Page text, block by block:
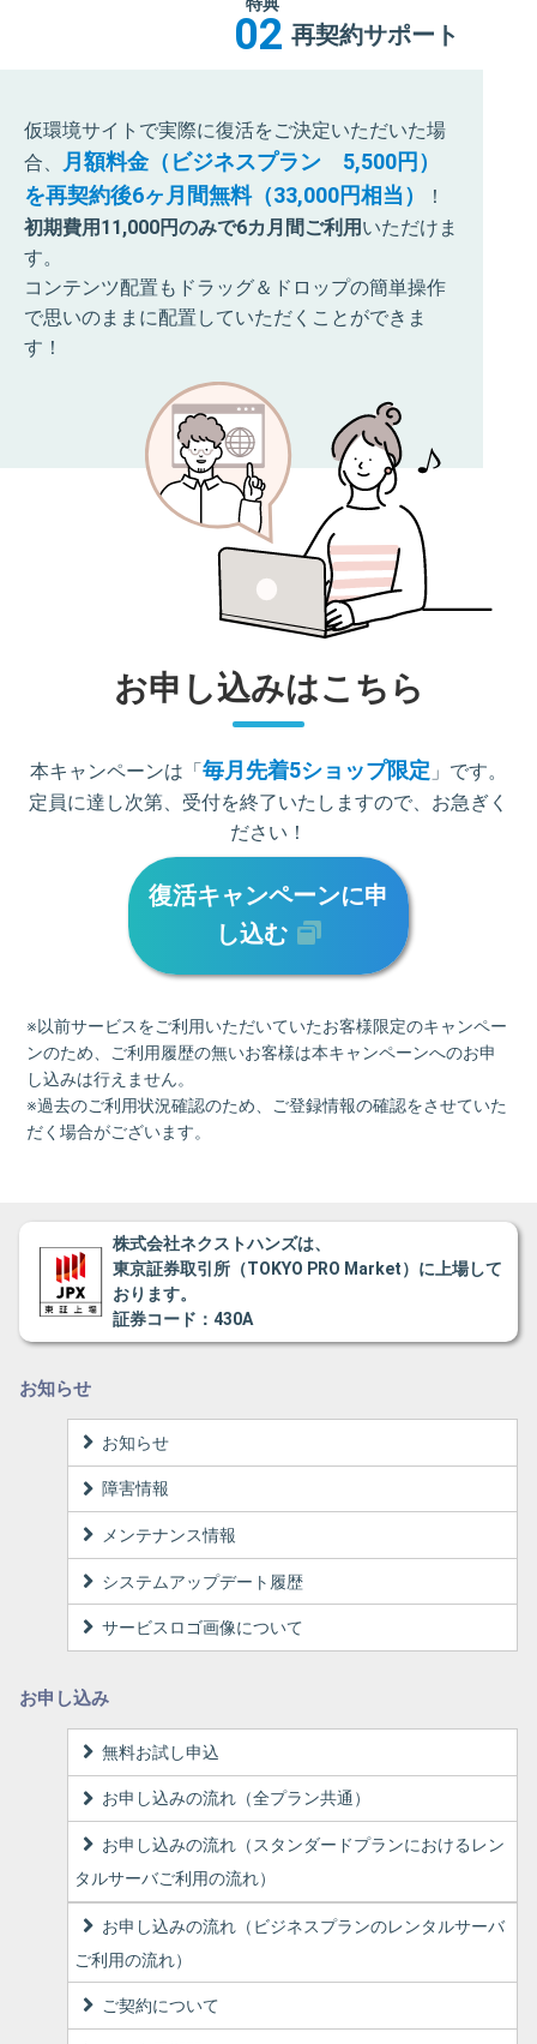
特典
02 再契約サポート
仮環境サイトで実際に復活をご決定いただいた場
合、
月額料金（ビジネスプラン 5,500円）
を再契約後6ヶ月間無料（33,000円相当）
！
初期費用11,000円のみで6カ月間ご利用 いただけま
す。
コンテンツ配置もドラッグ＆ドロップの簡単操作
で思いのままに配置していただくことができま
す！
お申し込みはこちら
本キャンペーンは「 毎月先着5ショップ限定 」です。
定員に達し次第、受付を終了いたしますので、お急ぎく
ださい！
復活キャンペーンに申
し込む
※以前サービスをご利用いただいていたお客様限定のキャンペー
ンのため、ご利用履歴の無いお客様は本キャンペーンへのお申
し込みは行えません。
※過去のご利用状況確認のため、ご登録情報の確認をさせていた
だく場合がございます。
株式会社ネクストハンズは、
東京証券取引所（TOKYO PRO Market）に上場して
おります。
証券コード：430A
お知らせ
お知らせ
障害情報
メンテナンス情報
システムアップデート履歴
サービスロゴ画像について
お申し込み
無料お試し申込
お申し込みの流れ（全プラン共通）
お申し込みの流れ（スタンダードプランにおけるレン
タルサーバご利用の流れ）
お申し込みの流れ（ビジネスプランのレンタルサーバ
ご利用の流れ）
ご契約について